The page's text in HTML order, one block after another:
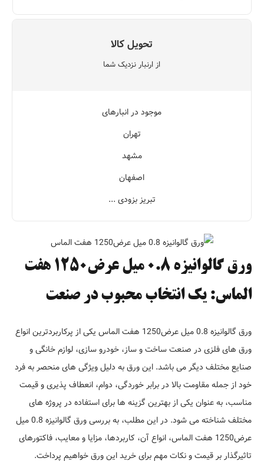
تحویل کالا
از ارنبار نزدیک شما
موجود در انبارهای
تهران
مشهد
اصفهان
تبریز بزودی ...
ورق گالوانیزه 0.8 میل عرض1250 هفت
الماس: یک انتخاب محبوب در صنعت
ورق گالوانیزه 0.8 میل عرض1250 هفت الماس یکی از پرکاربردترین انواع
ورق های فلزی در صنعت ساخت و ساز، خودرو سازی، لوازم خانگی و
صنایع مختلف دیگر می باشد. این ورق به دلیل ویژگی های منحصر به فرد
خود از جمله مقاومت بالا در برابر خوردگی، دوام، انعطاف پذیری و قیمت
مناسب، به عنوان یکی از بهترین گزینه ها برای استفاده در پروژه های
مختلف شناخته می شود. در این مطلب، به بررسی ورق گالوانیزه 0.8 میل
عرض1250 هفت الماس، انواع آن، کاربردها، مزایا و معایب، فاکتورهای
تاثیرگذار بر قیمت و نکات مهم برای خرید این ورق خواهیم پرداخت.